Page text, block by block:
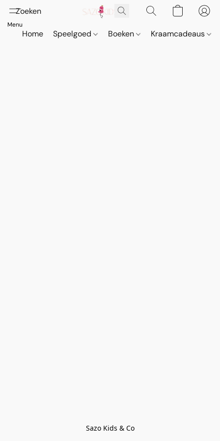
Home Speelgoed Boeken Kraamcadeaus
Sazo Kids & Co